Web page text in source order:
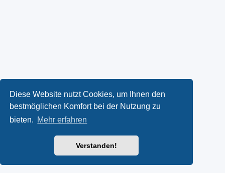
Diese Website nutzt Cookies, um Ihnen den
bestmöglichen Komfort bei der Nutzung zu
bieten. Mehr erfahren
Verstanden!